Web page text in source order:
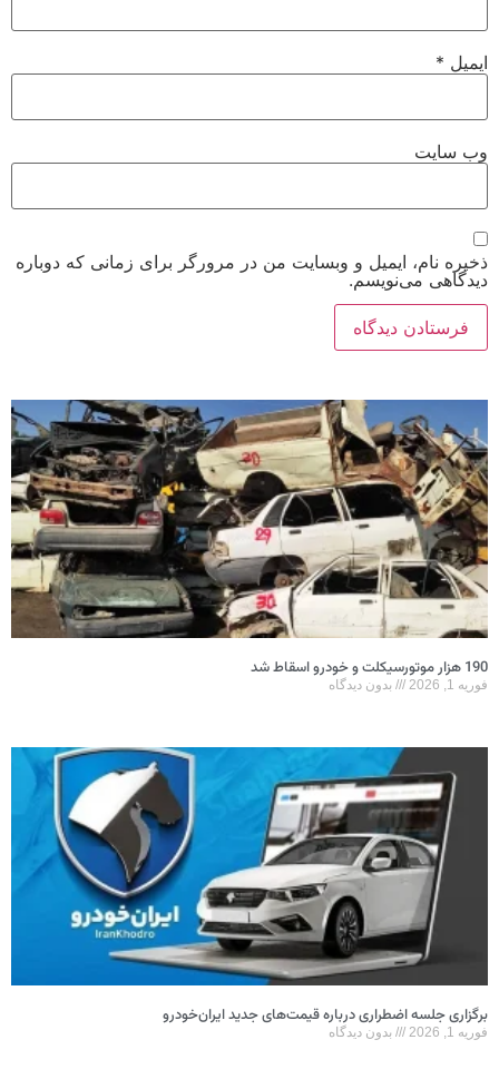
ایمیل*
وب‌ سایت
ذخیره نام، ایمیل و وبسایت من در مرورگر برای زمانی که دوباره
دیدگاهی می‌نویسم.
190 هزار موتورسیکلت و خودرو اسقاط شد
فوریه 1, 2026 بدون دیدگاه
برگزاری جلسه اضطراری درباره قیمت‌های جدید ایران‌خودرو
فوریه 1, 2026 بدون دیدگاه